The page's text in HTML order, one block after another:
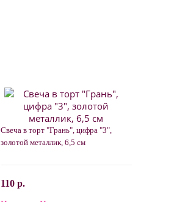
Свеча в торт "Грань", цифра "3",
золотой металлик, 6,5 см
110 р.